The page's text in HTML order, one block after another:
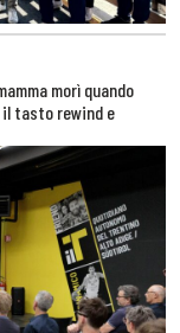
morì quando
il tasto rewind e